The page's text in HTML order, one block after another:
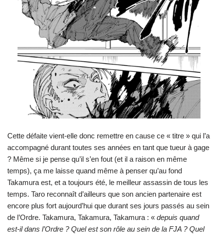
Cette défaite vient-elle donc remettre en cause ce « titre » qui l’a
accompagné durant toutes ses années en tant que tueur à gage
? Même si je pense qu’il s’en fout (et il a raison en même
temps), ça me laisse quand même à penser qu’au fond
Takamura est, et a toujours été, le meilleur assassin de tous les
temps. Taro reconnaît d’ailleurs que son ancien partenaire est
encore plus fort aujourd’hui que durant ses jours passés au sein
de l’Ordre. Takamura, Takamura, Takamura : « depuis quand
est-il dans l’Ordre ? Quel est son rôle au sein de la FJA ? Quel